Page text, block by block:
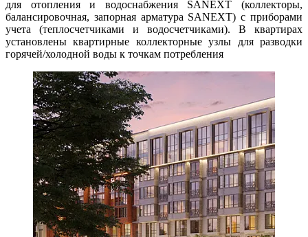
для отопления и водоснабжения SANEXT (коллекторы,
балансировочная, запорная арматура SANEXT) с приборами
учета (теплосчетчиками и водосчетчиками). В квартирах
установлены квартирные коллекторные узлы для разводки
горячей/холодной воды к точкам потребления